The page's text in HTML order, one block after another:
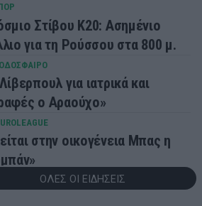
Στίβου Κ20: Ασημένιο
για τη Ρούσσου στα 800 μ.
για ιατρικά και
ο Αραούχο»
στην οικογένεια Μπας η
ΠΟΔΟΣΦΑΙΡΟΟΛΕΣ ΟΙ ΕΙΔΗΣΕΙΣ